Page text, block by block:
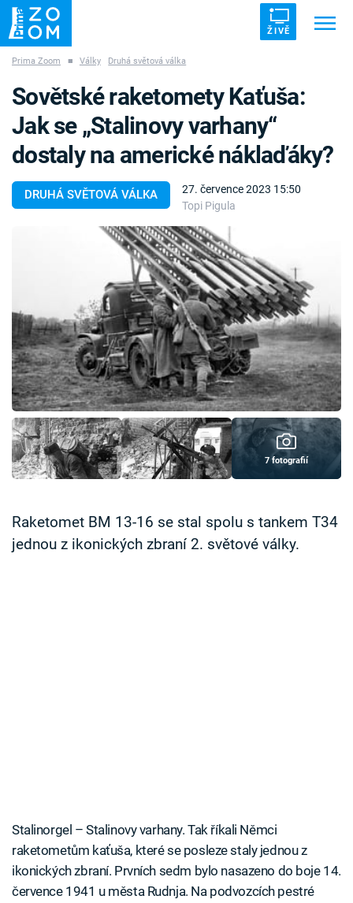
ŽIVĚ
ZÁHADY VETŘELCI DÁVNOVĚKU
Témata
TV Program
Časopis
Sledujte prima+
Přihlášení
Sledujte nás
Prima Zoom ■ Války Druhá světová válka
DRUHÁ SVĚTOVÁ VÁLKA
27. července 2023 15:50
Topi Pigula
Sovětské raketomety Kaťuša:
Jak se „Stalinovy varhany“
dostaly na americké náklaďáky?
7 fotografií
Raketomet BM 13-16 se stal spolu s tankem T34
jednou z ikonických zbraní 2. světové války.
Stalinorgel – Stalinovy varhany. Tak říkali Němci
raketometům kaťuša, které se posleze staly jednou z
ikonických zbraní. Prvních sedm bylo nasazeno do boje 14.
července 1941 u města Rudnja. Na podvozcích pestré